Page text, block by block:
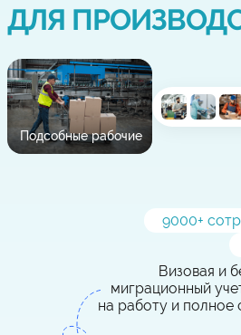
ДЛЯ
Подсобные рабочие
9000+
Визовая и
миграционный
на работу и